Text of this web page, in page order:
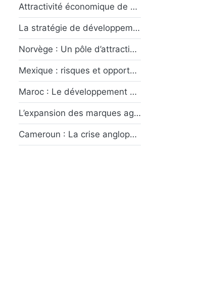
Attractivité économique de Taïwan : opportunités et risques ?
La stratégie de développement des énergies au Chili : risques et opportunités
Norvège : Un pôle d’attractivité économique entre rente pétrolière et transition écologique
Mexique : risques et opportunités
Maroc : Le développement des provinces du Sud symbole du dynamisme économique marocain
L’expansion des marques agroalimentaires françaises dans les pays émergents : Opportunités et défis
Cameroun : La crise anglophone, un conflit sans fin ?